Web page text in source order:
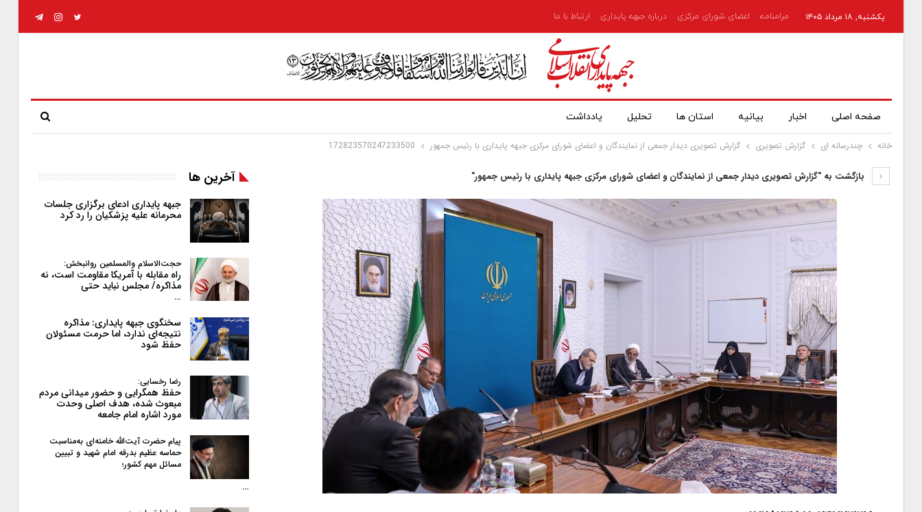
یکشنبه, ۱۸ مرداد ۱۴۰۵ مرامنامه اعضای شورای مرکزی درباره جبهه پایداری ارتباط با ما
صفحه اصلی اخبار بیانیه استان ها تحلیل یادداشت
خانه چندرسانه ای گزارش تصویری گزارش تصویری دیدار جمعی از نمایندگان و اعضای شورای مرکزی جبهه پایداری با رئیس جمهور 172823570247233500
بازگشت به "گزارش تصویری دیدار جمعی از نمایندگان و اعضای شورای مرکزی جبهه پایداری با رئیس جمهور" آخرین ها
جبهه پایداری ادعای برگزاری جلسات
محرمانه علیه پزشکیان را رد کرد
حجت‌الاسلام والمسلمین روانبخش:
راه مقابله با آمریکا مقاومت است، نه
مذاکره/ مجلس نباید حتی
…
سخنگوی جبهه پایداری: مذاکره
نتیجه‌ای ندارد، اما حرمت مسئولان
حفظ شود
رضا رخسایی:
حفظ همگرایی و حضور میدانی مردم
مبعوث شده، هدف اصلی وحدت
مورد اشاره امام جامعه
پیام حضرت آیت‌الله خامنه‌ای به‌مناسبت
حماسه عظیم بدرقه امام شهید و تبیین
مسائل مهم کشور؛
…